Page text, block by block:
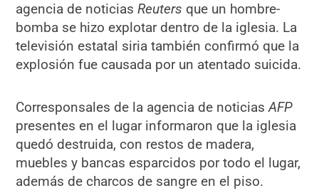
agencia de noticiasReuters que un hombre-
bomba se hizo explotar dentro de la iglesia. La
televisión estatal siria también confirmó que la
explosión fue causada por un atentado suicida.
Corresponsales de la agencia de noticiasAFP
presentes en el lugar informaron que la iglesia
quedó destruida, con restos de madera,
muebles y bancas esparcidos por todo el lugar,
además de charcos de sangre en el piso.